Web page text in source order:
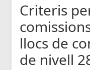
Criteris
llocs de
de nivell